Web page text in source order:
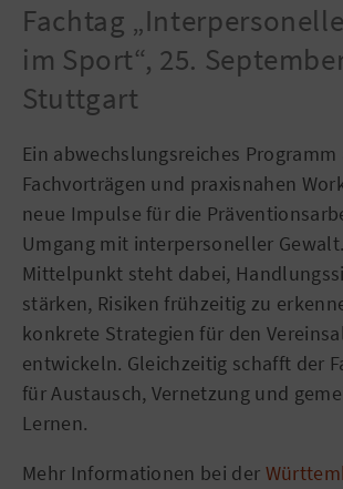
Fachtag
im Sport“, 25.
Stuttgart
Ein abwechslungsreiches Programm
Fachvorträgen und praxisnahen
neue Impulse für die
Umgang mit interpersoneller
Mittelpunkt steht dabei,
stärken, Risiken frühzeitig zu
konkrete Strategien für den
entwickeln. Gleichzeitig schafft der
für Austausch, Vernetzung und
Lernen.
Mehr Informationen bei der